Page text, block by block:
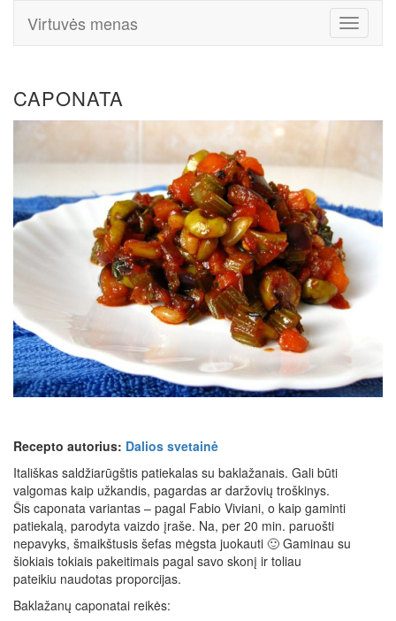
Toggle
Virtuvės menas
CAPONATA
Recepto autorius: Dalios svetainė
Itališkas saldžiarūgštis patiekalas su baklažanais. Gali būti
valgomas kaip užkandis, pagardas ar daržovių troškinys.
Šis caponata variantas – pagal Fabio Viviani, o kaip gaminti
patiekalą, parodyta vaizdo įraše. Na, per 20 min. paruošti
nepavyks, šmaikštusis šefas mėgsta juokauti 🙂 Gaminau su
šiokiais tokiais pakeitimais pagal savo skonį ir toliau
pateikiu naudotas proporcijas.
Baklažanų caponatai reikės: